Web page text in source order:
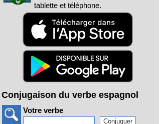
tablette et téléphone.
Conjugaison du verbe espagnol
Votre verbe